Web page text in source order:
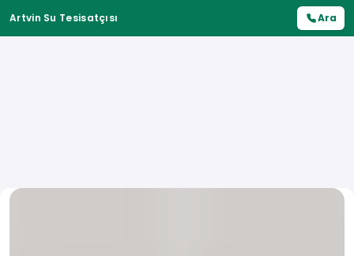
Artvin Su Tesisatçısı Ara